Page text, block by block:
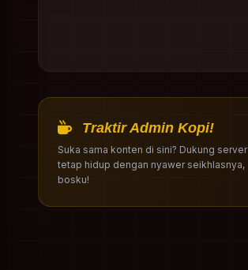
Traktir Admin Kopi!
Suka sama konten di sini? Dukung server
tetap hidup dengan nyawer seikhlasnya,
bosku!